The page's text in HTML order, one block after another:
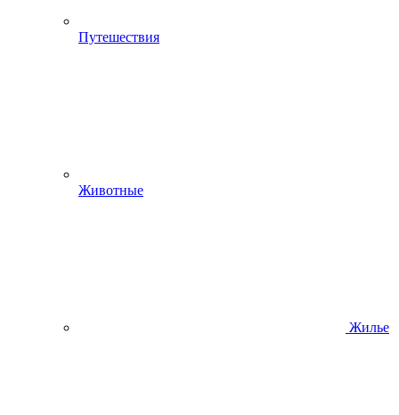
Путешествия
Животные
Жилье